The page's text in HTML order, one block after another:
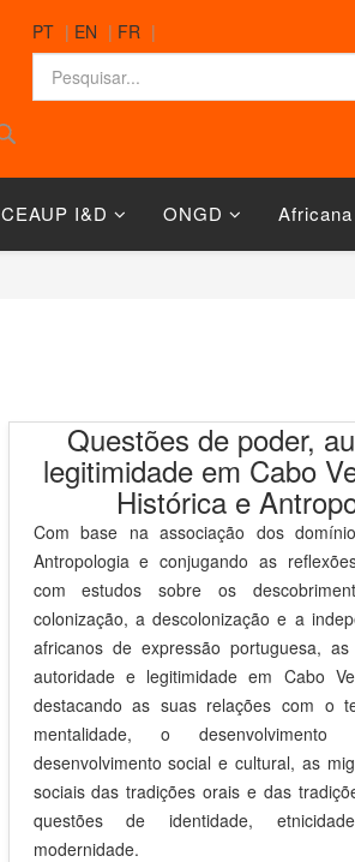
PT | EN | FR |
CEAUP I&D ONGD
Questões de poder,
legitimidade em Cabo
Histórica e
Com base na associação dos
Antropologia e conjugando as
com estudos sobre os
colonização, a descolonização e a
africanos de expressão portuguesa,
autoridade e legitimidade em Cabo
destacando as suas relações com o
mentalidade, o
desenvolvimento social e cultural, as
sociais das tradições orais e das
questões de identidade,
modernidade.